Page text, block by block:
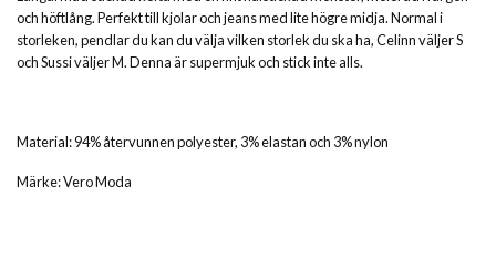
och höftlång. Perfekt till kjolar och jeans med lite högre midja. Normal i
storleken, pendlar du kan du välja vilken storlek du ska ha, Celinn väljer S
och Sussi väljer M. Denna är supermjuk och stick inte alls.
Material: 94% återvunnen polyester, 3% elastan och 3% nylon
Märke: Vero Moda